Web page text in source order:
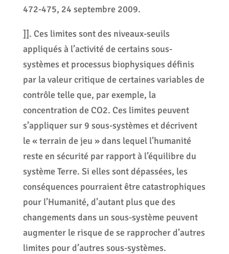
472-475, 24 septembre 2009.
]]. Ces limites sont des niveaux-seuils
appliqués à l’activité de certains sous-
systèmes et processus biophysiques définis
par la valeur critique de certaines variables de
contrôle telle que, par exemple, la
concentration de CO2. Ces limites peuvent
s’appliquer sur 9 sous-systèmes et décrivent
le « terrain de jeu » dans lequel l’humanité
reste en sécurité par rapport à l’équilibre du
système Terre. Si elles sont dépassées, les
conséquences pourraient être catastrophiques
pour l’Humanité, d’autant plus que des
changements dans un sous-système peuvent
augmenter le risque de se rapprocher d’autres
limites pour d’autres sous-systèmes.